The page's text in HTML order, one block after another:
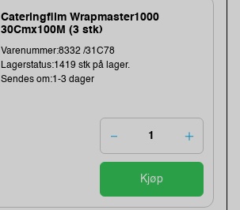
Cateringfilm Wrapmaster1000
30Cmx100M (3 stk)
Varenummer:8332 /31C78
Lagerstatus:1419 stk på lager.
Sendes om:1-3 dager
Kjøp